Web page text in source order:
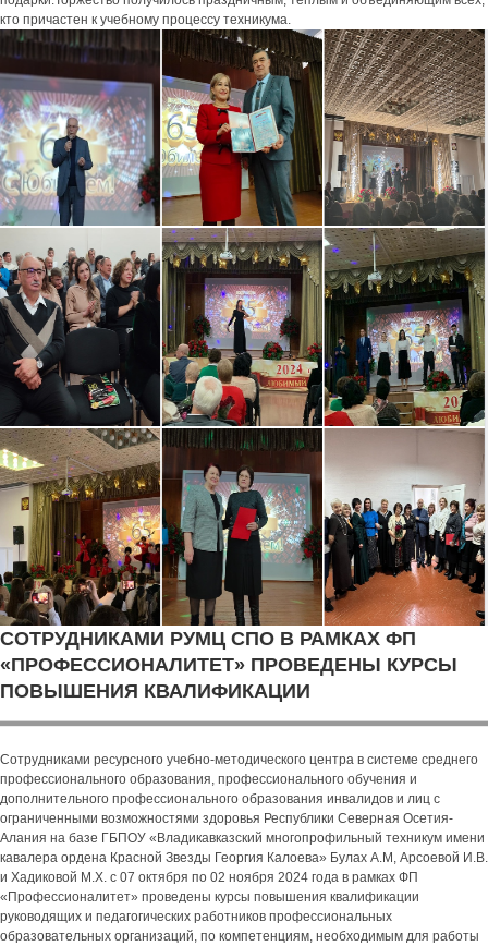
кто причастен к учебному процессу техникума.
СОТРУДНИКАМИ РУМЦ СПО В РАМКАХ ФП
«ПРОФЕССИОНАЛИТЕТ» ПРОВЕДЕНЫ КУРСЫ
ПОВЫШЕНИЯ КВАЛИФИКАЦИИ
Сотрудниками ресурсного учебно-методического центра в системе среднего
профессионального образования, профессионального обучения и
дополнительного профессионального образования инвалидов и лиц с
ограниченными возможностями здоровья Республики Северная Осетия-
Алания на базе ГБПОУ «Владикавказский многопрофильный техникум имени
кавалера ордена Красной Звезды Георгия Калоева» Булах А.М, Арсоевой И.В.
и Хадиковой М.Х. с 07 октября по 02 ноября 2024 года в рамках ФП
«Профессионалитет» проведены курсы повышения квалификации
руководящих и педагогических работников профессиональных
образовательных организаций, по компетенциям, необходимым для работы